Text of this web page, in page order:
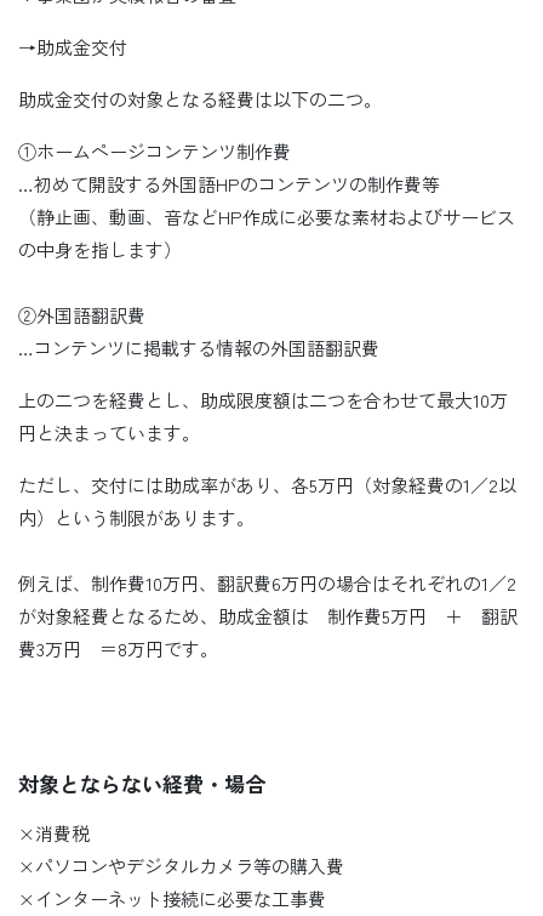
→助成金交付
助成金交付の対象となる経費は以下の二つ。
①ホームページコンテンツ制作費
…初めて開設する外国語HPのコンテンツの制作費等
（静止画、動画、音などHP作成に必要な素材およびサービス
の中身を指します）
②外国語翻訳費
…コンテンツに掲載する情報の外国語翻訳費
上の二つを経費とし、助成限度額は二つを合わせて最大10万
円と決まっています。
ただし、交付には助成率があり、各5万円（対象経費の1／2以
内）という制限があります。
例えば、制作費10万円、翻訳費6万円の場合はそれぞれの1／2
が対象経費となるため、助成金額は 制作費5万円 ＋ 翻訳
費3万円 ＝8万円です。
対象とならない経費・場合
×消費税
×パソコンやデジタルカメラ等の購入費
×インターネット接続に必要な工事費